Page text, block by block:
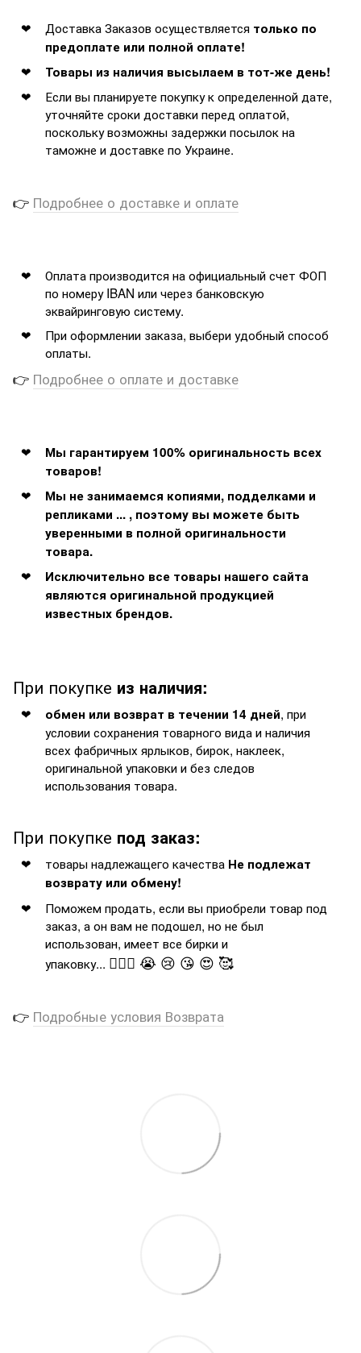
Доставка Заказов осуществляется только по
предоплате или полной оплате!
Товары из наличия высылаем в тот-же день!
Если вы планируете покупку к определенной дате,
уточняйте сроки доставки перед оплатой,
поскольку возможны задержки посылок на
таможне и доставке по Украине.
👉 Подробнее о доставке и оплате
Оплата производится на официальный счет ФОП
по номеру IBAN или через банковскую
эквайринговую систему.
При оформлении заказа, выбери удобный способ
оплаты.
👉 Подробнее о оплате и доставке
Мы гарантируем 100% оригинальность всех
товаров!
Мы не занимаемся копиями, подделками и
репликами ... , поэтому вы можете быть
уверенными в полной оригинальности
товара.
Исключительно все товары нашего сайта
являются оригинальной продукцией
известных брендов.
При покупке из наличия:
обмен или возврат в течении 14 дней, при
условии сохранения товарного вида и наличия
всех фабричных ярлыков, бирок, наклеек,
оригинальной упаковки и без следов
использования товара.
При покупке под заказ:
товары надлежащего качества Не подлежат
возврату или обмену!
Поможем продать, если вы приобрели товар под
заказ, а он вам не подошел, но не был
использован, имеет все бирки и
упаковку... 🤦🏻‍♂️ 😭 😢 😘 😍 🥰
👉 Подробные условия Возврата